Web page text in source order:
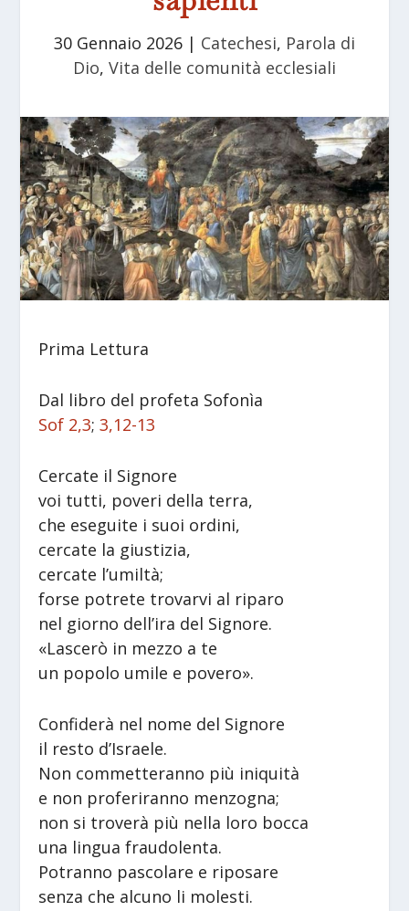
30 Gennaio 2026 | Catechesi, Parola di
Dio, Vita delle comunità ecclesiali
Prima Lettura
Dal libro del profeta Sofonìa
Sof 2,3;3,12-13
Cercate il Signore
voi tutti, poveri della terra,
che eseguite i suoi ordini,
cercate la giustizia,
cercate l’umiltà;
forse potrete trovarvi al riparo
nel giorno dell’ira del Signore.
«Lascerò in mezzo a te
un popolo umile e povero».
Confiderà nel nome del Signore
il resto d’Israele.
Non commetteranno più iniquità
e non proferiranno menzogna;
non si troverà più nella loro bocca
una lingua fraudolenta.
Potranno pascolare e riposare
senza che alcuno li molesti.